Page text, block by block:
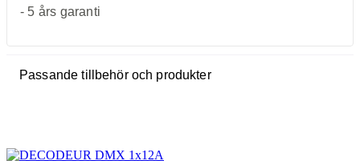
- 5 års garanti
Passande tillbehör och produkter